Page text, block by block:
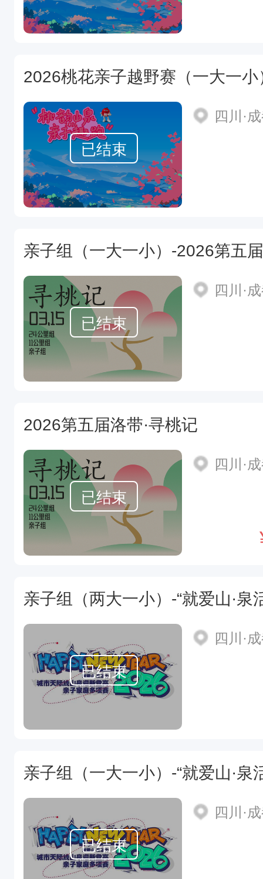
2026桃花亲子越野赛（一大一小
已结束
四川·
亲子组（一大一小）-2026第五
已结束
四川·
2026第五届洛带·寻桃记
已结束
四川·
已结束
四川·
已结束
四川·